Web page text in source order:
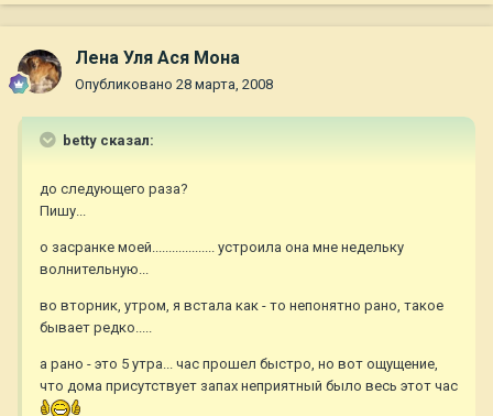
Лена Уля Ася Мона
Опубликовано 28 марта, 2008
betty сказал:
до следующего раза?
Пишу...
о засранке моей................... устроила она мне недельку
волнительную...
во вторник, утром, я встала как - то непонятно рано, такое
бывает редко.....
а рано - это 5 утра... час прошел быстро, но вот ощущение,
что дома присутствует запах неприятный было весь этот час